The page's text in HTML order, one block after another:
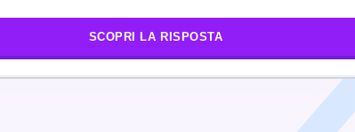
SCOPRI LA RISPOSTA